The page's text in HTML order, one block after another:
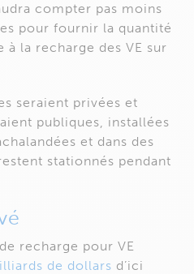
compter pas moins
pour fournir la quantité
à la recharge des VE sur
seraient privées et
publiques, installées
et dans des
stationnés pendant
recharge pour VE
de dollars d’ici